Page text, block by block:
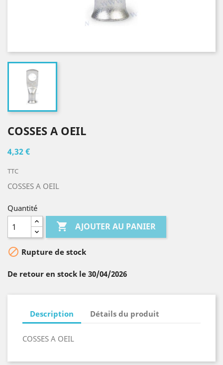
COSSES A OEIL
4,32 €
TTC
COSSES A OEIL
Quantité
 AJOUTER AU PANIER
 Rupture de stock
De retour en stock le 30/04/2026
Description Détails du produit
COSSES A OEIL